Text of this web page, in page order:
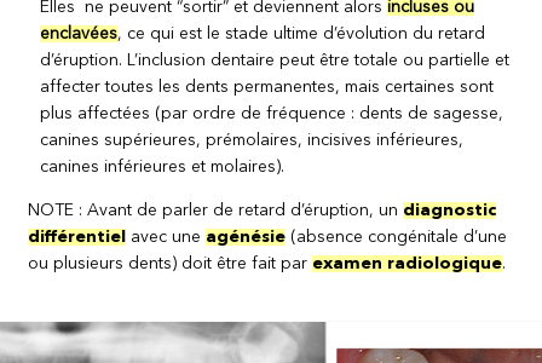
Elles ne peuvent “sortir” et deviennent alorsincluses ou
enclavées, ce qui est le stade ultime d’évolution du retard
d’éruption. L’inclusion dentaire peut être totale ou partielle et
affecter toutes les dents permanentes, mais certaines sont
plus affectées (par ordre de fréquence : dents de sagesse,
canines supérieures, prémolaires, incisives inférieures,
canines inférieures et molaires).
NOTE : Avant de parler de retard d’éruption, un diagnostic
différentiel
avec une agénésie (absence congénitale d’une
ou plusieurs dents) doit être fait par examen radiologique.